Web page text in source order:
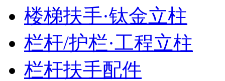
楼梯扶手·钛金立柱
栏杆/护栏·工程立柱
栏杆扶手配件